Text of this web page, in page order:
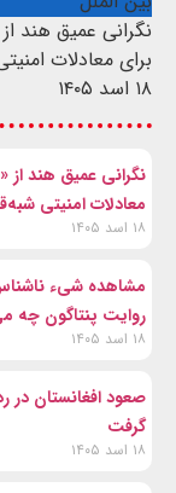
نگرانی عمیق هند
برای معادلات
۱۸ اسد ۱۴۰۵
نگرانی عمیق هند از
معادلات امنیتی
۱۸ اسد ۱۴۰۵
مشاهده شیء ناشناس
روایت پنتاگون چه
۱۸ اسد ۱۴۰۵
گرفت
۱۸ اسد ۱۴۰۵